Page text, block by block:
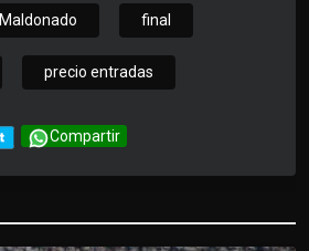
Maldonado final
precio entradas
Compartir